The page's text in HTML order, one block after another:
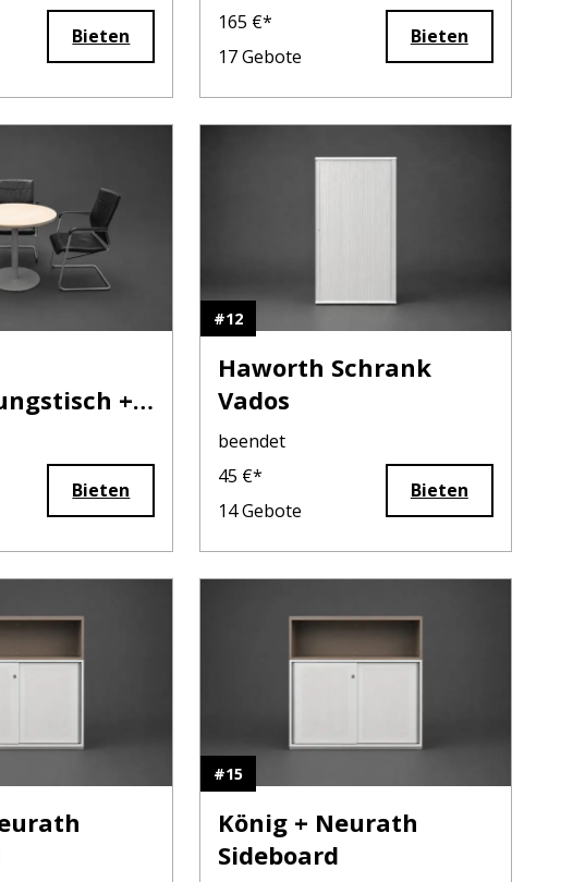
Bieten
165 €*
17Gebote
Bieten
+
/ Leder
Bieten
#12
Haworth Schrank
Vados
beendet
45 €*
14Gebote
Bieten
#15
König + Neurath
Sideboard